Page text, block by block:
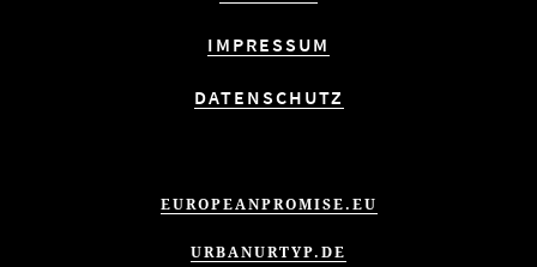
IMPRESSUM
DATENSCHUTZ
EUROPEANPROMISE.EU
URBANURTYP.DE